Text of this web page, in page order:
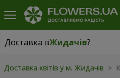
Доставка вЖидачів?
Доставка вЖидачів|
Доставка квітів у м. Жидачів >